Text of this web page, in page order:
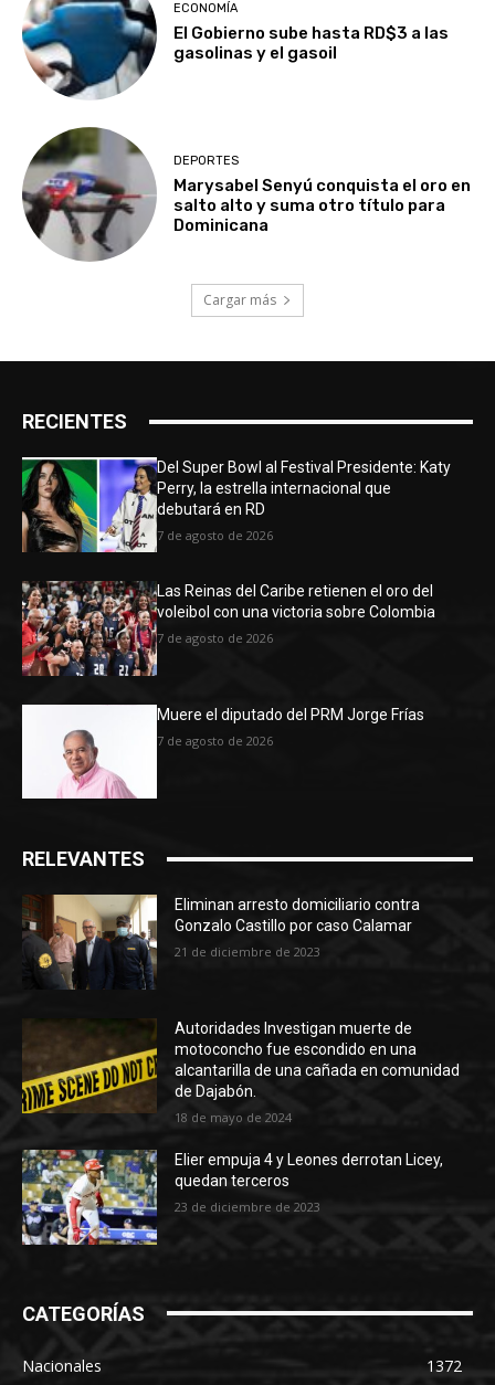
ECONOMÍA
El Gobierno sube hasta RD$3 a las
gasolinas y el gasoil
DEPORTES
Marysabel Senyú conquista el oro en
salto alto y suma otro título para
Dominicana
Cargar más
RECIENTES
Del Super Bowl al Festival Presidente: Katy
Perry, la estrella internacional que
debutará en RD
7 de agosto de 2026
Las Reinas del Caribe retienen el oro del
voleibol con una victoria sobre Colombia
7 de agosto de 2026
Muere el diputado del PRM Jorge Frías
7 de agosto de 2026
RELEVANTES
Eliminan arresto domiciliario contra
Gonzalo Castillo por caso Calamar
21 de diciembre de 2023
Autoridades Investigan muerte de
motoconcho fue escondido en una
alcantarilla de una cañada en comunidad
de Dajabón.
18 de mayo de 2024
Elier empuja 4 y Leones derrotan Licey,
quedan terceros
23 de diciembre de 2023
CATEGORÍAS
Nacionales
1372